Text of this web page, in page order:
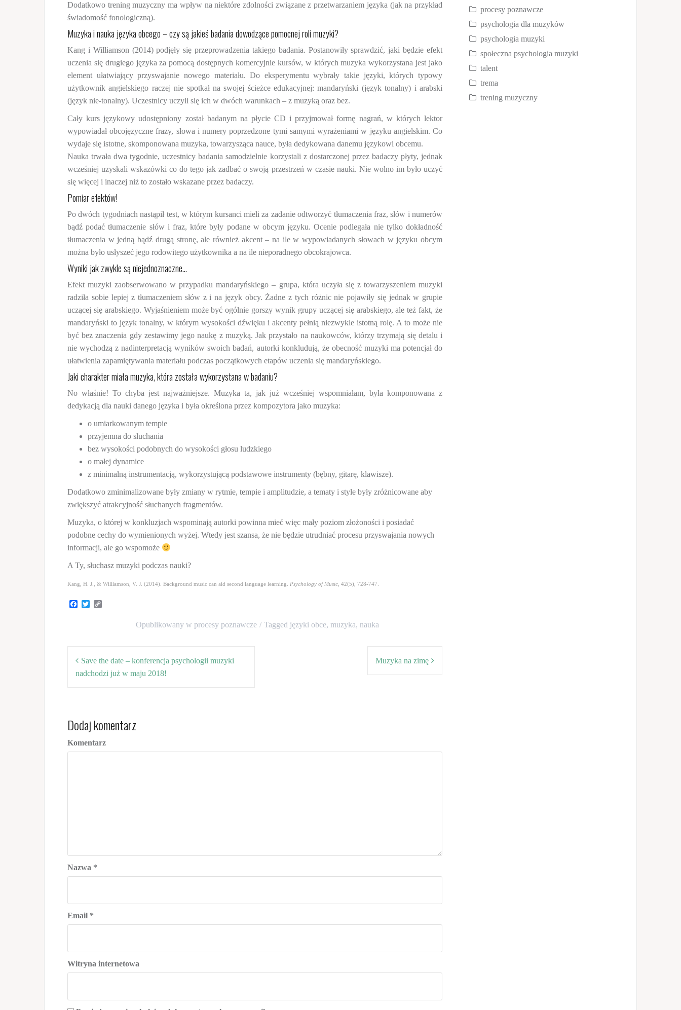
Dodatkowo trening muzyczny ma wpływ na niektóre zdolności związane z przetwarzaniem języka (jak na przykład
świadomość fonologiczną).
Muzyka i nauka języka obcego – czy są jakieś badania dowodzące pomocnej roli muzyki?
Kang i Williamson (2014) podjęły się przeprowadzenia takiego badania. Postanowiły sprawdzić, jaki będzie efekt
uczenia się drugiego języka za pomocą dostępnych komercyjnie kursów, w których muzyka wykorzystana jest jako
element ułatwiający przyswajanie nowego materiału. Do eksperymentu wybrały takie języki, których typowy
użytkownik angielskiego raczej nie spotkał na swojej ścieżce edukacyjnej: mandaryński (język tonalny) i arabski
(język nie-tonalny). Uczestnicy uczyli się ich w dwóch warunkach – z muzyką oraz bez.
Cały kurs językowy udostępniony został badanym na płycie CD i przyjmował formę nagrań, w których lektor
wypowiadał obcojęzyczne frazy, słowa i numery poprzedzone tymi samymi wyrażeniami w języku angielskim. Co
wydaje się istotne, skomponowana muzyka, towarzysząca nauce, była dedykowana danemu językowi obcemu.
Nauka trwała dwa tygodnie, uczestnicy badania samodzielnie korzystali z dostarczonej przez badaczy płyty, jednak
wcześniej uzyskali wskazówki co do tego jak zadbać o swoją przestrzeń w czasie nauki. Nie wolno im było uczyć
się więcej i inaczej niż to zostało wskazane przez badaczy.
Pomiar efektów!
Po dwóch tygodniach nastąpił test, w którym kursanci mieli za zadanie odtworzyć tłumaczenia fraz, słów i numerów
bądź podać tłumaczenie słów i fraz, które były podane w obcym języku. Ocenie podlegała nie tylko dokładność
tłumaczenia w jedną bądź drugą stronę, ale również akcent – na ile w wypowiadanych słowach w języku obcym
można było usłyszeć jego rodowitego użytkownika a na ile nieporadnego obcokrajowca.
Wyniki jak zwykle są niejednoznaczne…
Efekt muzyki zaobserwowano w przypadku mandaryńskiego – grupa, która uczyła się z towarzyszeniem muzyki
radziła sobie lepiej z tłumaczeniem słów z i na język obcy. Żadne z tych różnic nie pojawiły się jednak w grupie
uczącej się arabskiego. Wyjaśnieniem może być ogólnie gorszy wynik grupy uczącej się arabskiego, ale też fakt, że
mandaryński to język tonalny, w którym wysokości dźwięku i akcenty pełnią niezwykle istotną rolę. A to może nie
być bez znaczenia gdy zestawimy jego naukę z muzyką. Jak przystało na naukowców, którzy trzymają się detalu i
nie wychodzą z nadinterpretacją wyników swoich badań, autorki konkludują, że obecność muzyki ma potencjał do
ułatwienia zapamiętywania materiału podczas początkowych etapów uczenia się mandaryńskiego.
Jaki charakter miała muzyka, która została wykorzystana w badaniu?
No właśnie! To chyba jest najważniejsze. Muzyka ta, jak już wcześniej wspomniałam, była komponowana z
dedykacją dla nauki danego języka i była określona przez kompozytora jako muzyka:
o umiarkowanym tempie
przyjemna do słuchania
bez wysokości podobnych do wysokości głosu ludzkiego
o małej dynamice
z minimalną instrumentacją, wykorzystującą podstawowe instrumenty (bębny, gitarę, klawisze).
Dodatkowo zminimalizowane były zmiany w rytmie, tempie i amplitudzie, a tematy i style były zróżnicowane aby
zwiększyć atrakcyjność słuchanych fragmentów.
Muzyka, o której w konkluzjach wspominają autorki powinna mieć więc mały poziom złożoności i posiadać
podobne cechy do wymienionych wyżej. Wtedy jest szansa, że nie będzie utrudniać procesu przyswajania nowych
informacji, ale go wspomoże
A Ty, słuchasz muzyki podczas nauki?
Kang, H. J., & Williamson, V. J. (2014). Background music can aid second language learning. Psychology of Music , 42(5), 728-747.
F
k
k
Opublikowany w procesy poznawcze Tagged języki obce, muzyka, nauka
Nawigacja
wpisu
Save the date – konferencja psychologii muzyki
nadchodzi już w maju 2018!
Muzyka na zimę
Dodaj komentarz
Komentarz
Nazwa *
Email *
Witryna internetowa
procesy poznawcze
psychologia dla muzyków
psychologia muzyki
społeczna psychologia muzyki
talent
trema
trening muzyczny